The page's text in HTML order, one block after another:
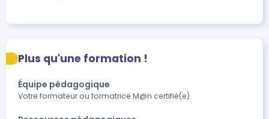
Plus qu'une formation !
Équipe pédagogique
Votre formateur ou formatrice M@n certifié(e).